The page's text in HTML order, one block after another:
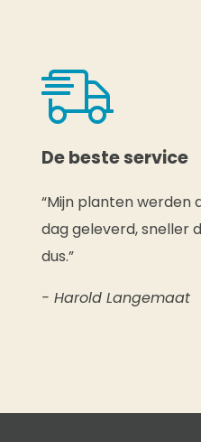
De beste service
“Mijn planten werden
dag geleverd, sneller
dus.”
- Harold Langemaat